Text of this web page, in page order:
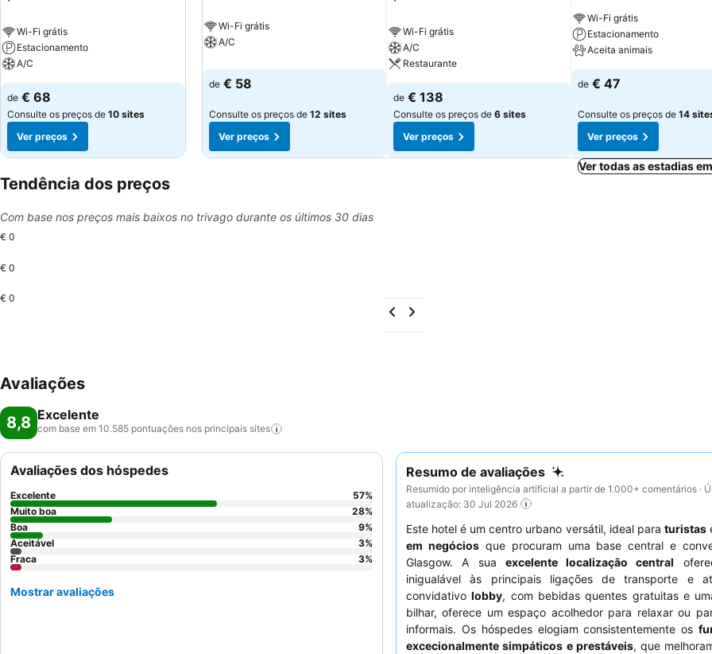
Wi-Fi grátis
Estacionamento
A/C
de € 68
Consulte os preços de 10 sites
Ver preços
Wi-Fi grátis
A/C
de € 58
Consulte os preços de 12 sites
Ver preços
Wi-Fi grátis
A/C
Restaurante
de € 138
Consulte os preços de 6 sites
Ver preços
Wi-Fi grátis
Estacionamento
Aceita animais
de € 47
Consulte os preços de 14
Ver preços
Ver todas as estadias
Tendência dos preços
Com base nos preços mais baixos no trivago durante os últimos 30 dias
€ 0
€ 0
€ 0
Avaliações
8,8 Excelente
com base em 10.585 pontuações nos principais sites
Resumo de avaliações
Resumido por inteligência artificial a partir de 1.000+ comentários ·
atualização: 30 Jul 2026
Este hotel é um centro urbano versátil, ideal para turistas
em negóciosque procuram uma base central e
Glasgow. A sua excelente localização central
inigualável às principais ligações de transporte e
convidativolobby, com bebidas quentes gratuitas e
bilhar, oferece um espaço acolhedor para relaxar ou
informais. Os hóspedes elogiam consistentemente os
excecionalmente simpáticos e prestáveis, que
Avaliações dos hóspedes
Excelente 57%
Muito boa
28%
Boa
9%
Aceitável
3%
Fraca
3%
Mostrar avaliações